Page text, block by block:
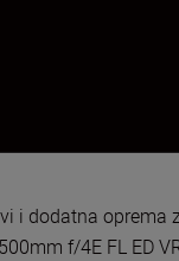
i dodatna oprema
f/4E FL ED